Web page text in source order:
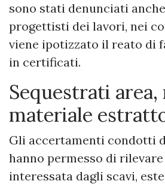
sono stati denunciati
progettisti dei lavori, nei
viene ipotizzato il reato di
in certificati.
Sequestrati area,
materiale
Gli accertamenti condotti
hanno permesso di rilevare
interessata dagli scavi,